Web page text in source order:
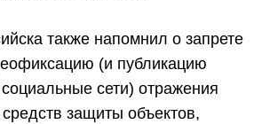
также напомнил о запрете
(и публикацию
сети) отражения
защиты объектов,